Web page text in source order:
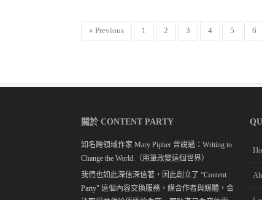
« Previous 1 2 3 4 5 6
關於 CONTENT PARTY
知名跨領域作家 Mary Pipher 曾說過：Writing to
Change the World.（用筆改變這個世界）
我們也如此深信深信著，因此創立了 “Content
Party" 這個內容交換服務，媒合作者與媒體，合